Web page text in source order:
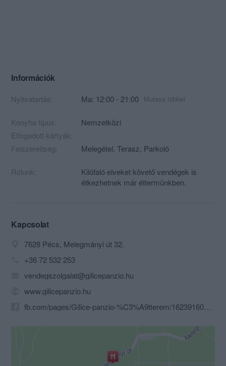
Információk
Nyitvatartás: Ma: 12:00 - 21:00 Mutass többet
Konyha típus:
Nemzetközi
Elfogadott kártyák:
Felszereltség:
Melegétel, Terasz, Parkoló
Rólunk:
Kilófaló elveket követő vendégek is
étkezhetnek már éttermünkben.
Kapcsolat
7628 Pécs, Melegmányi út 32.
+36 72 532 253
vendegszolgalat@gilicepanzio.hu
www.gilicepanzio.hu
fb.com/pages/Gilice-panzio-%C3%A9tterem/162391603773266?sk=timeline